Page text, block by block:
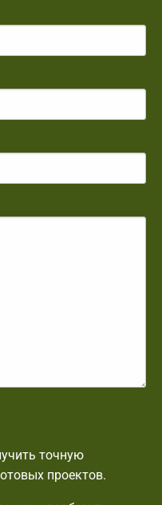
точную
проектов.